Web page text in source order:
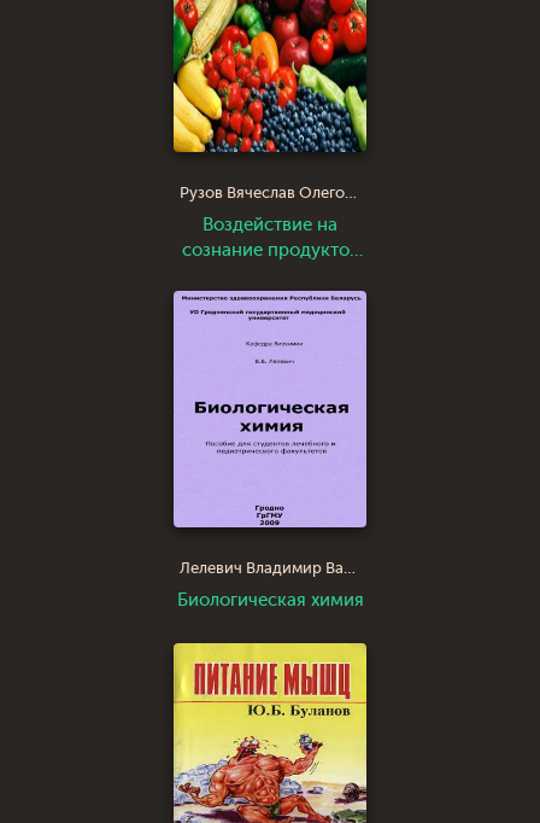
Рузов Вячеслав Олегович Патита Павана дас
Воздействие на
сознание продуктов
Лелевич Владимир Валерьянович
Биологическая химия